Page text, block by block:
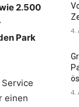
2.500
Park
einen
4.
4.